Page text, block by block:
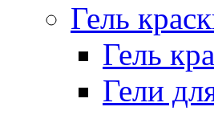
Гель
Гель
Гели